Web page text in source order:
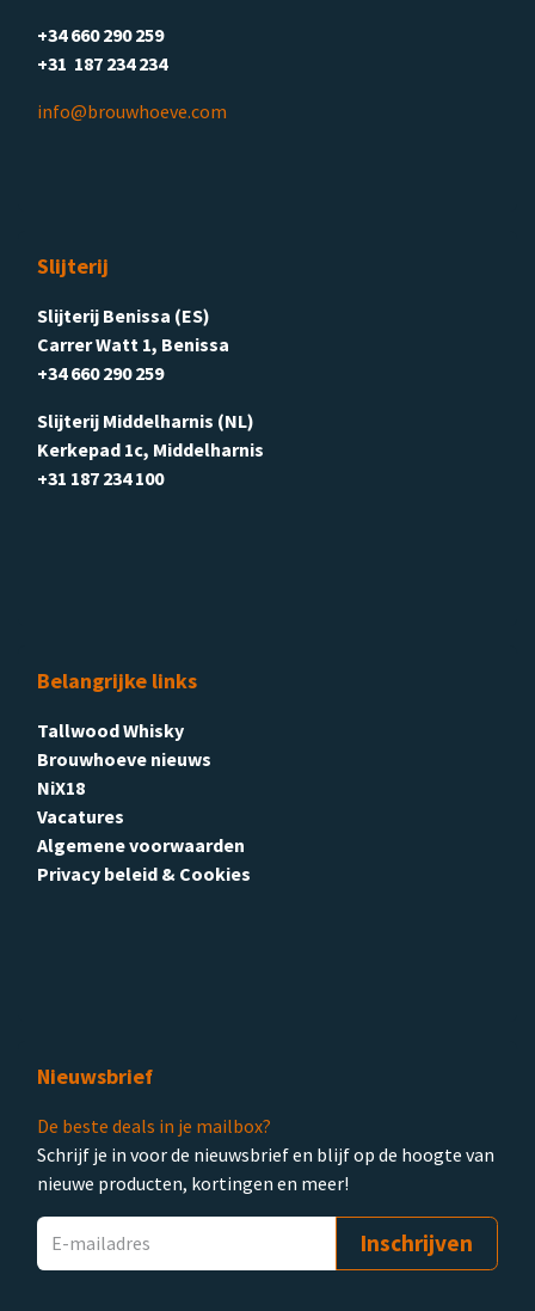
+34 660 290 259
+31 187 234 234
info@brouwhoeve.com
Slijterij
Slijterij Benissa (ES)
Carrer Watt 1, Benissa
+34 660 290 259
Slijterij Middelharnis (NL)
Kerkepad 1c, Middelharnis
+31 187 234 100
Belangrijke links
Tallwood Whisky
Brouwhoeve nieuws
NiX18
Vacatures
Algemene voorwaarden
Privacy beleid & Cookies
Nieuwsbrief
De beste deals in je mailbox?
Schrijf je in voor de nieuwsbrief en blijf op de hoogte van
nieuwe producten, kortingen en meer!
Inschrijven